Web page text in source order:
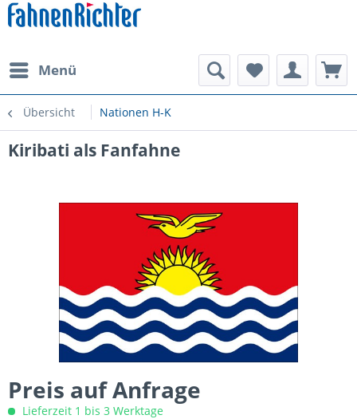
Menü
Übersicht Nationen H-K
Kiribati als Fanfahne
Preis auf Anfrage
Lieferzeit 1 bis 3 Werktage